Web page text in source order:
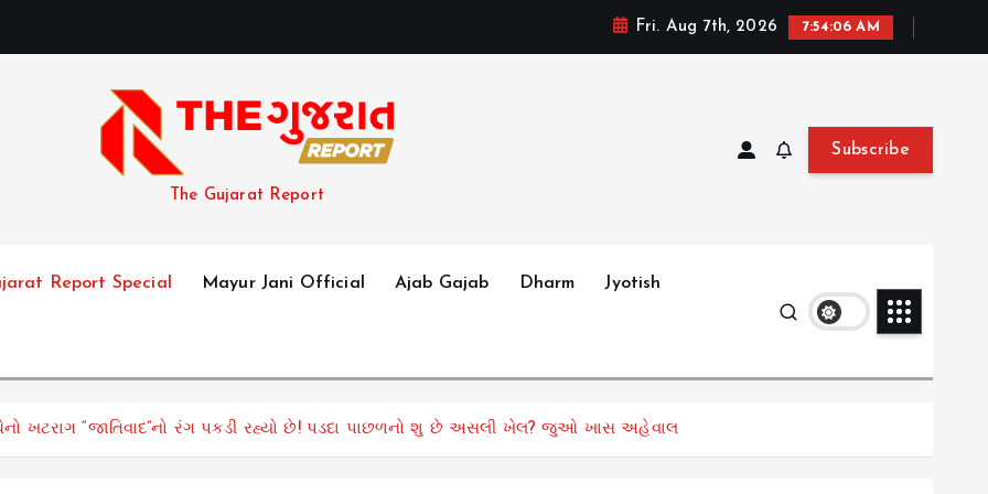
Fri. Aug 7th, 2026 7:54:08 AM
The Gujarat Report
Subscribe
Report Special Mayur Jani Official Ajab Gajab Dharm Jyotish
ખટરાગ “જાતિવાદ”નો રંગ પકડી રહ્યો છે! પડદા પાછળનો શુ છે અસલી ખેલ? જુઓ ખાસ અહેવાલ